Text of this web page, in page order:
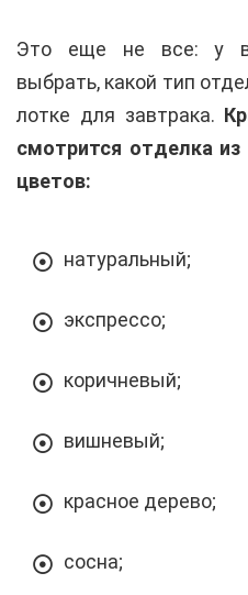
Это еще не все: у
выбрать, какой тип
лотке для завтрака.
смотрится отделка
цветов:
натуральный;
экспрессо;
коричневый;
вишневый;
красное дерево;
сосна;